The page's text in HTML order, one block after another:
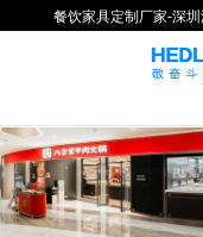
餐饮家具定制厂家-深